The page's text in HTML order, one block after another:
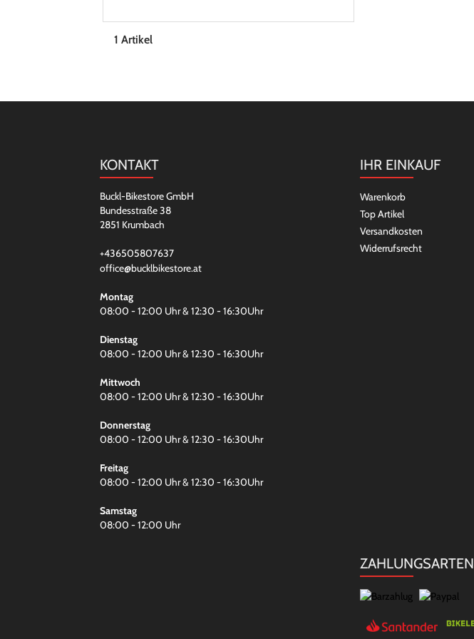
1 Artikel
KONTAKT
Buckl-Bikestore GmbH
Bundesstraße 38
2851 Krumbach
+436505807637
office@bucklbikestore.at
Montag
08:00 - 12:00 Uhr & 12:30 - 16:30Uhr
Dienstag
08:00 - 12:00 Uhr & 12:30 - 16:30Uhr
Mittwoch
08:00 - 12:00 Uhr & 12:30 - 16:30Uhr
Donnerstag
08:00 - 12:00 Uhr & 12:30 - 16:30Uhr
Freitag
08:00 - 12:00 Uhr & 12:30 - 16:30Uhr
Samstag
08:00 - 12:00 Uhr
IHR EINKAUF
Warenkorb
Top Artikel
Versandkosten
Widerrufsrecht
ZAHLUNGSARTEN